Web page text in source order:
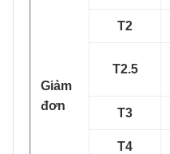
Giảm
đơn
T2
T2.5
T3
T4